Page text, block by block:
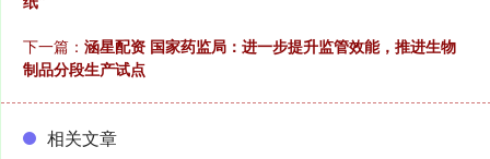
下一篇： 涵星配资 国家药监局：进一步提升监管效能，推进生物
制品分段生产试点
相关文章